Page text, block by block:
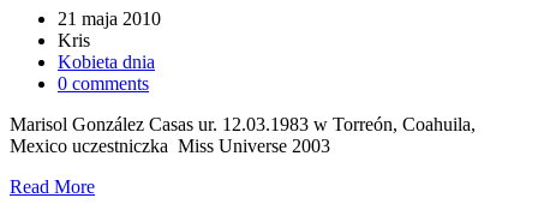
21 maja 2010
Kris
Kobieta dnia
0 comments
Marisol González Casas ur. 12.03.1983 w Torreón, Coahuila,
Mexico uczestniczka Miss Universe 2003
Read More